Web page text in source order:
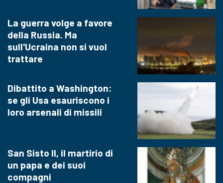
La guerra volge a favore
della Russia. Ma
sull'Ucraina non si vuol
trattare
Dibattito a Washington:
se gli Usa esauriscono i
loro arsenali di missili
San Sisto II, il martirio di
un papa e dei suoi
compagni